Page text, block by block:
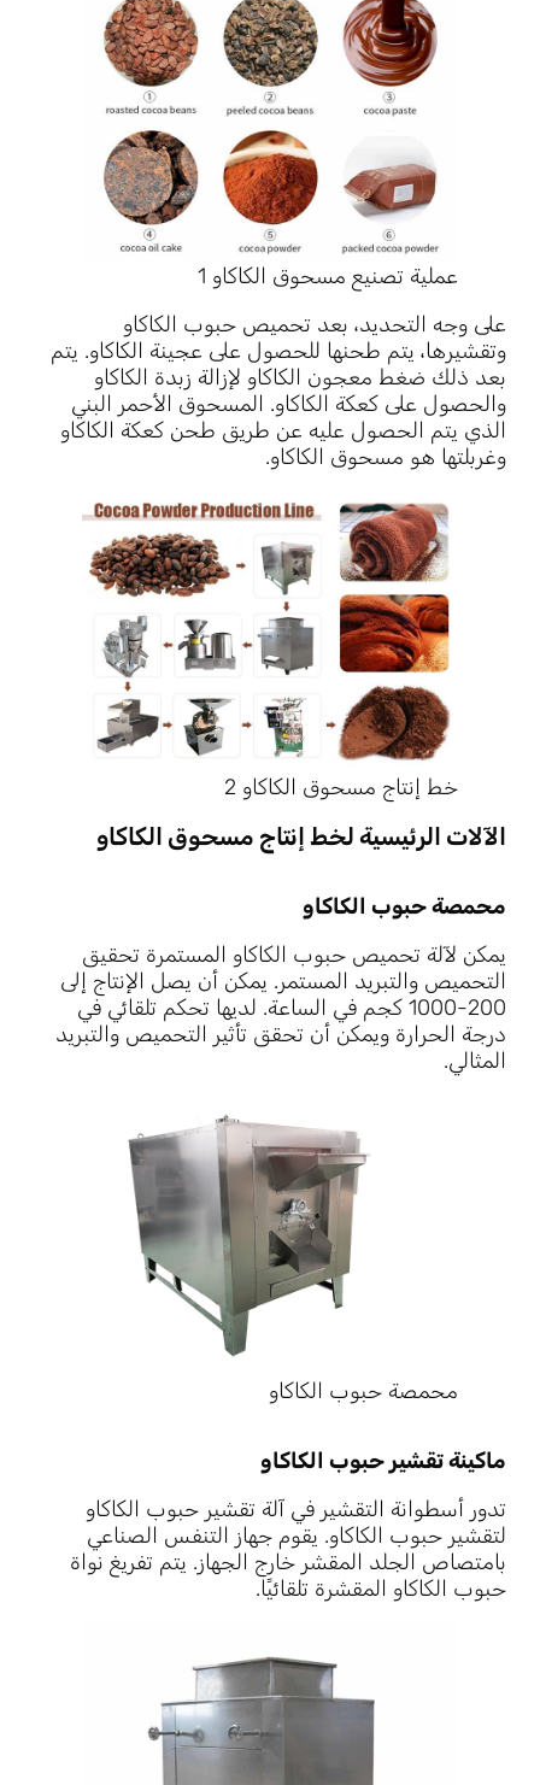
عملية تصنيع مسحوق الكاكاو 1
على وجه التحديد، بعد تحميص حبوب الكاكاو
وتقشيرها، يتم طحنها للحصول على عجينة الكاكاو. يتم
بعد ذلك ضغط معجون الكاكاو لإزالة زبدة الكاكاو
والحصول على كعكة الكاكاو. المسحوق الأحمر البني
الذي يتم الحصول عليه عن طريق طحن كعكة الكاكاو
وغربلتها هو مسحوق الكاكاو.
خط إنتاج مسحوق الكاكاو 2
الآلات الرئيسية لخط إنتاج مسحوق الكاكاو
محمصة حبوب الكاكاو
يمكن لآلة تحميص حبوب الكاكاو المستمرة تحقيق
التحميص والتبريد المستمر. يمكن أن يصل الإنتاج إلى
200-1000 كجم في الساعة. لديها تحكم تلقائي في
درجة الحرارة ويمكن أن تحقق تأثير التحميص والتبريد
المثالي.
محمصة حبوب الكاكاو
ماكينة تقشير حبوب الكاكاو
تدور أسطوانة التقشير في آلة تقشير حبوب الكاكاو
لتقشير حبوب الكاكاو. يقوم جهاز التنفس الصناعي
بامتصاص الجلد المقشر خارج الجهاز. يتم تفريغ نواة
حبوب الكاكاو المقشرة تلقائيًا.